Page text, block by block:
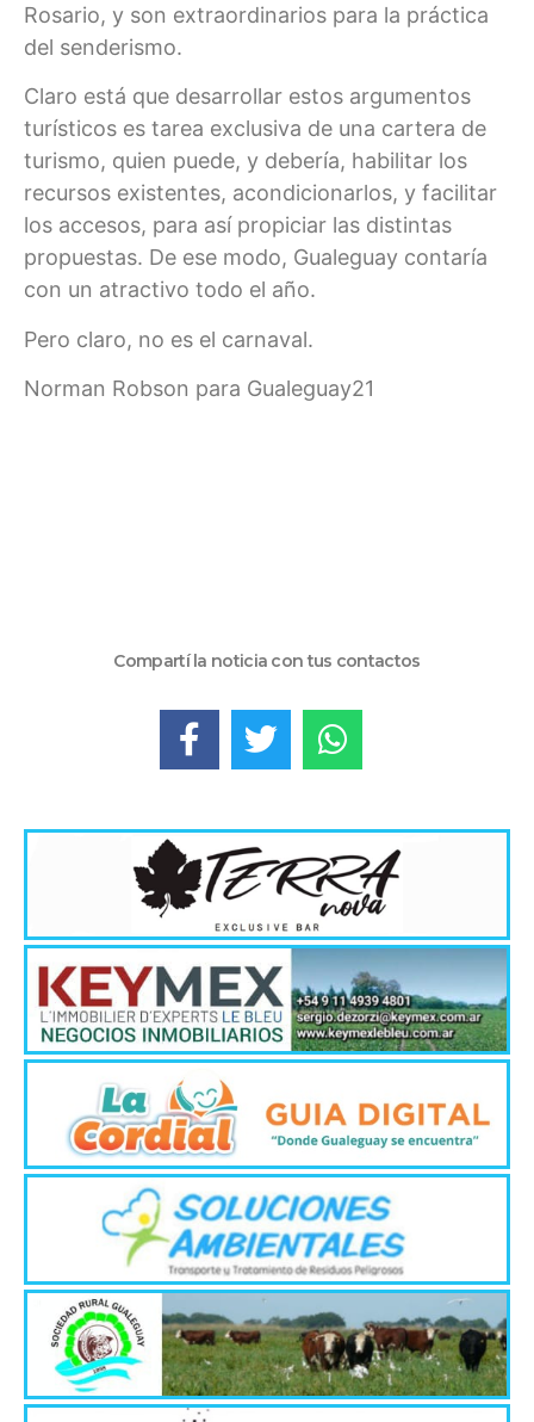
Rosario, y son extraordinarios para la práctica
del senderismo.
Claro está que desarrollar estos argumentos
turísticos es tarea exclusiva de una cartera de
turismo, quien puede, y debería, habilitar los
recursos existentes, acondicionarlos, y facilitar
los accesos, para así propiciar las distintas
propuestas. De ese modo, Gualeguay contaría
con un atractivo todo el año.
Pero claro, no es el carnaval.
Norman Robson para Gualeguay21
Compartí la noticia con tus contactos